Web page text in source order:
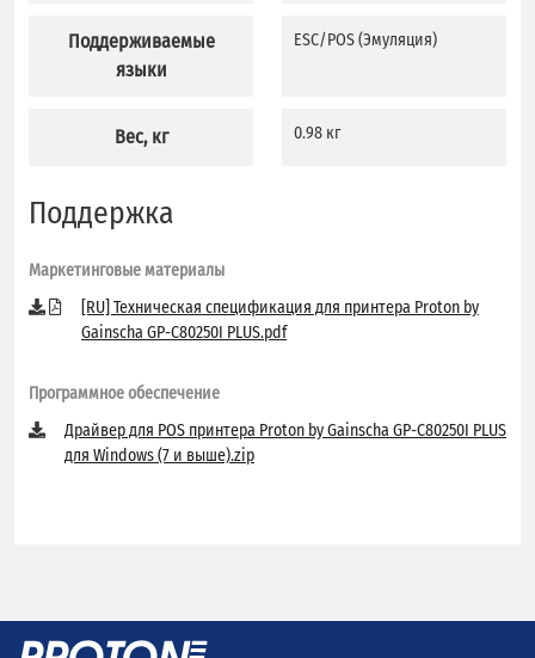
Поддерживаемые
языки
Вес, кг
ESC/POS (Эмуляция)
0.98 кг
Поддержка
Маркетинговые материалы
[RU] Техническая спецификация для принтера Proton by
Gainscha GP-C80250I PLUS.pdf
Программное обеспечение
Драйвер для POS принтера Proton by Gainscha GP-C80250I PLUS
для Windows (7 и выше).zip